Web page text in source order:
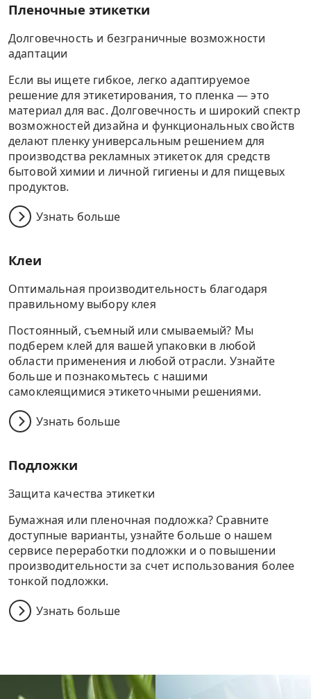
Пленочные этикетки
Долговечность и безграничные возможности
адаптации
Если вы ищете гибкое, легко адаптируемое
решение для этикетирования, то пленка — это
материал для вас. Долговечность и широкий спектр
возможностей дизайна и функциональных свойств
делают пленку универсальным решением для
производства рекламных этикеток для средств
бытовой химии и личной гигиены и для пищевых
продуктов.
Узнать больше
Клеи
Оптимальная производительность благодаря
правильному выбору клея
Постоянный, съемный или смываемый? Мы
подберем клей для вашей упаковки в любой
области применения и любой отрасли. Узнайте
больше и познакомьтесь с нашими
самоклеящимися этикеточными решениями.
Узнать больше
Подложки
Защита качества этикетки
Бумажная или пленочная подложка? Сравните
доступные варианты, узнайте больше о нашем
сервисе переработки подложки и о повышении
производительности за счет использования более
тонкой подложки.
Узнать больше